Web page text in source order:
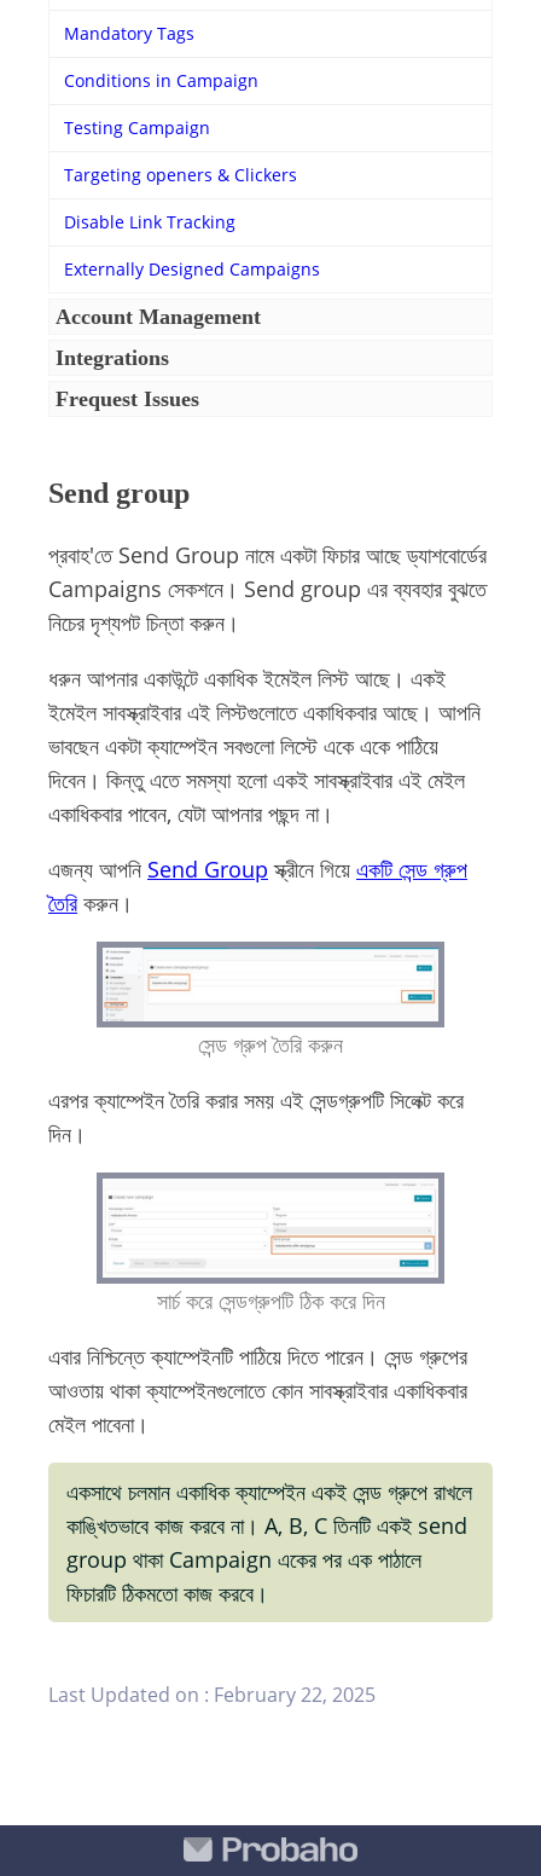
Mandatory Tags
Conditions in Campaign
Testing Campaign
Targeting openers & Clickers
Disable Link Tracking
Externally Designed Campaigns
Account Management
Integrations
Frequest Issues
Send group
প্রবাহ'তে Send Group নামে একটা ফিচার আছে ড্যাশবোর্ডের
Campaigns সেকশনে। Send group এর ব্যবহার বুঝতে
নিচের দৃশ্যপট চিন্তা করুন।
ধরুন আপনার একাউন্টে একাধিক ইমেইল লিস্ট আছে। একই
ইমেইল সাবস্ক্রাইবার এই লিস্টগুলোতে একাধিকবার আছে। আপনি
ভাবছেন একটা ক্যাম্পেইন সবগুলো লিস্টে একে একে পাঠিয়ে
দিবেন। কিন্তু এতে সমস্যা হলো একই সাবস্ক্রাইবার এই মেইল
একাধিকবার পাবেন, যেটা আপনার পছন্দ না।
এজন্য আপনি Send Group স্ক্রীনে গিয়ে একটি সেন্ড গ্রুপ
তৈরিকরুন।
সেন্ড গ্রুপ তৈরি করুন
এরপর ক্যাম্পেইন তৈরি করার সময় এই সেন্ডগ্রুপটি সিলেক্ট করে
দিন।
সার্চ করে সেন্ডগ্রুপটি ঠিক করে দিন
এবার নিশ্চিন্তে ক্যাম্পেইনটি পাঠিয়ে দিতে পারেন। সেন্ড গ্রুপের
আওতায় থাকা ক্যাম্পেইনগুলোতে কোন সাবস্ক্রাইবার একাধিকবার
মেইল পাবেনা।
একসাথে চলমান একাধিক ক্যাম্পেইন একই সেন্ড গ্রুপে রাখলে
কাঙ্খিতভাবে কাজ করবে না। A, B, C তিনটি একই send
group থাকা Campaign একের পর এক পাঠালে
ফিচারটি ঠিকমতো কাজ করবে।
Last Updated on : February 22, 2025